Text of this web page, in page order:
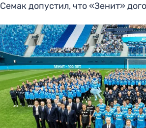
Семак допустил, что «Зенит»